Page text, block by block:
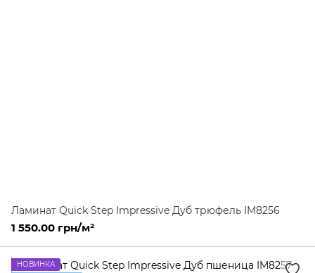
Ламинат Quick Step Impressive Дуб трюфель IM8256
1 550.00 грн/м²
НОВИНКА